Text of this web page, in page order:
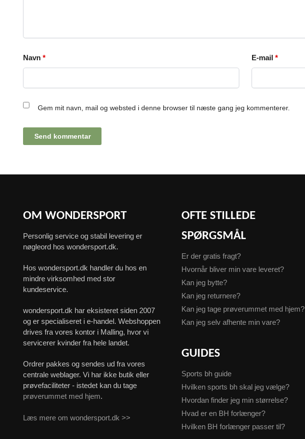
Navn* E-mail *
Gem mit navn, mail og websted i denne browser til næste gang jeg kommenterer.
OM WONDERSPORT
Personlig service og stabil levering er
nøgleord hos wondersport.dk.
Hos wondersport.dk handler du hos en
mindre virksomhed med stor
kundeservice.
wondersport.dk har eksisteret siden 2007
og er specialiseret i e-handel. Webshoppen
drives fra vores kontor i Malling, hvor vi
servicerer kvinder fra hele landet.
Ordrer pakkes og sendes ud fra vores
centrale weblager. Vi har ikke butik eller
prøvefaciliteter - istedet kan du tage
prøverummet med hjem.
Læs mere om wondersport.dk >>
OFTE STILLEDE
SPØRGSMÅL
Er der gratis fragt?
Hvornår bliver min vare leveret?
Kan jeg bytte?
Kan jeg returnere?
Kan jeg tage prøverummet med hjem?
Kan jeg selv afhente min vare?
GUIDES
Sports bh guide
Hvilken sports bh skal jeg vælge?
Hvordan finder jeg min størrelse?
Hvad er en BH forlænger?
Hvilken BH forlænger passer til?